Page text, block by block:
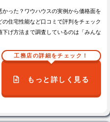
った？ワウハウスの実例から価格面を
住宅性能など口コミで評判をチェック
げ方法まで調査しているのは「みんな
工務店の詳細をチェック！
もっと詳しく見る